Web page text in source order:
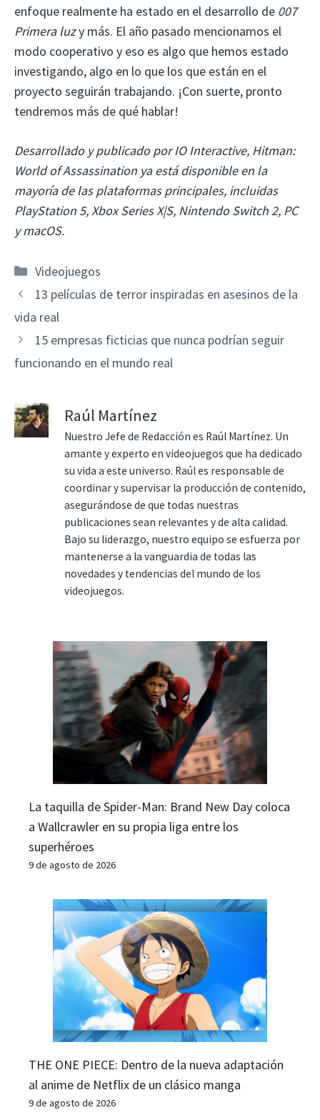
enfoque realmente ha estado en el desarrollo de 007
Primera luzy más. El año pasado mencionamos el
modo cooperativo y eso es algo que hemos estado
investigando, algo en lo que los que están en el
proyecto seguirán trabajando. ¡Con suerte, pronto
tendremos más de qué hablar!
Desarrollado y publicado por IO Interactive, Hitman:
World of Assassination ya está disponible en la
mayoría de las plataformas principales, incluidas
PlayStation 5, Xbox Series X|S, Nintendo Switch 2, PC
y macOS.
Categorías
Videojuegos
13 películas de terror inspiradas en asesinos de la
vida real
15 empresas ficticias que nunca podrían seguir
funcionando en el mundo real
Raúl Martínez
Nuestro Jefe de Redacción es Raúl Martínez. Un
amante y experto en videojuegos que ha dedicado
su vida a este universo. Raúl es responsable de
coordinar y supervisar la producción de contenido,
asegurándose de que todas nuestras
publicaciones sean relevantes y de alta calidad.
Bajo su liderazgo, nuestro equipo se esfuerza por
mantenerse a la vanguardia de todas las
novedades y tendencias del mundo de los
videojuegos.
La taquilla de Spider-Man: Brand New Day coloca
a Wallcrawler en su propia liga entre los
superhéroes
9 de agosto de 2026
THE ONE PIECE: Dentro de la nueva adaptación
al anime de Netflix de un clásico manga
9 de agosto de 2026